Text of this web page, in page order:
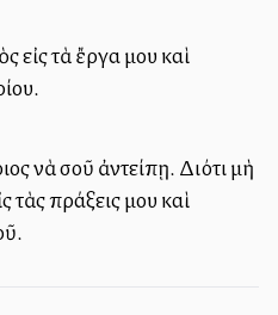
εἰς τὰ ἔργα μου καὶ
νὰ σοῦ ἀντείπῃ. Διότι μὴ
τὰς πράξεις μου καὶ